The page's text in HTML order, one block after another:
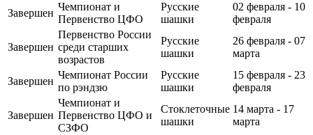
Завершен
Чемпионат и
Первенство ЦФО
Русские
шашки
02 февраля - 10
февраля
Завершен
Первенство России
среди старших
возрастов
Русские
шашки
26 февраля - 07
марта
Завершен
Чемпионат России
по рэндзю
Русские
шашки
15 февраля - 23
февраля
Завершен
Чемпионат и
Первенство ЦФО и
СЗФО
Стоклеточные
шашки
14 марта - 17
марта